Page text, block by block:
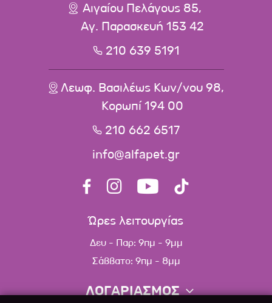
Αιγαίου Πελάγους 85,
Αγ. Παρασκευή 153 42
210 639 5191
Λεωφ. Βασιλέως Κων/νου 98,
Κορωπί 194 00
210 662 6517
info@alfapet.gr
Ώρες λειτουργίας
Δευ - Παρ: 9πμ - 9μμ
Σάββατο: 9πμ - 8μμ
ΛΟΓΑΡΙΑΣΜΟΣ